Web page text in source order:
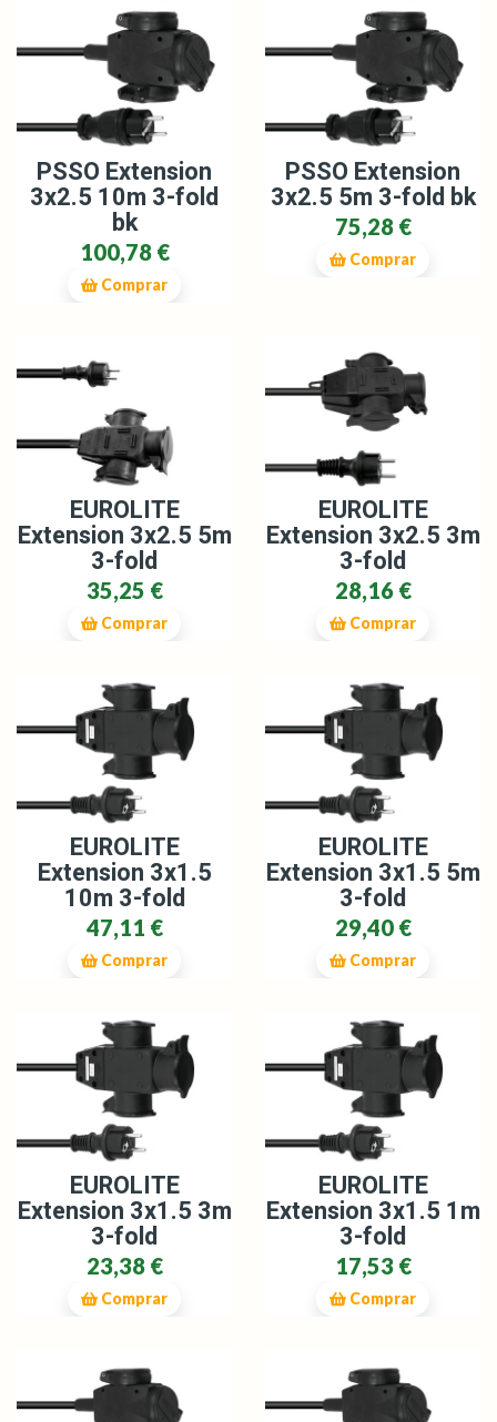
PSSO Extension
3x2.5 10m 3-fold
bk
100,78 €
Comprar
PSSO Extension
3x2.5 5m 3-fold bk
75,28 €
Comprar
EUROLITE
Extension 3x2.5 5m
3-fold
35,25 €
Comprar
EUROLITE
Extension 3x2.5 3m
3-fold
28,16 €
Comprar
EUROLITE
Extension 3x1.5
10m 3-fold
47,11 €
Comprar
EUROLITE
Extension 3x1.5 5m
3-fold
29,40 €
Comprar
EUROLITE
Extension 3x1.5 3m
3-fold
23,38 €
Comprar
EUROLITE
Extension 3x1.5 1m
3-fold
17,53 €
Comprar